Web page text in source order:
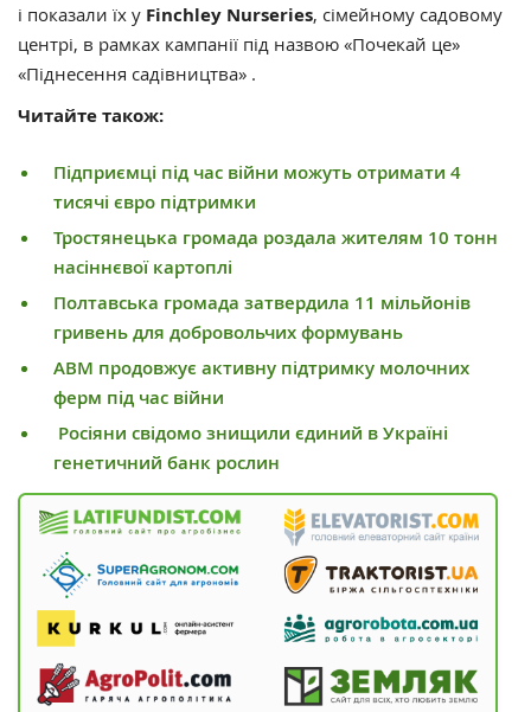
і показали їх у Finchley Nurseries, сімейному садовому
центрі, в рамках кампанії під назвою «Почекай це»
«Піднесення садівництва» .
Читайте також:
Підприємці під час війни можуть отримати 4
тисячі євро підтримки
Тростянецька громада роздала жителям 10 тонн
насіннєвої картоплі
Полтавська громада затвердила 11 мільйонів
гривень для добровольчих формувань
АВМ продовжує активну підтримку молочних
ферм під час війни
Росіяни свідомо знищили єдиний в Україні
генетичний банк рослин